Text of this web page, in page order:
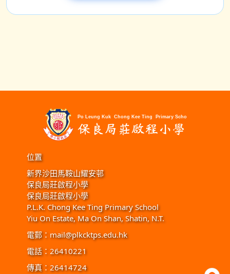
位置
新界沙田馬鞍山耀安邨
保良局莊啟程小學
保良局莊啟程小學
P.L.K. Chong Kee Ting Primary School
Yiu On Estate, Ma On Shan, Shatin, N.T.
電郵： mail@plkcktps.edu.hk
電話：26410221
傳真：26414724